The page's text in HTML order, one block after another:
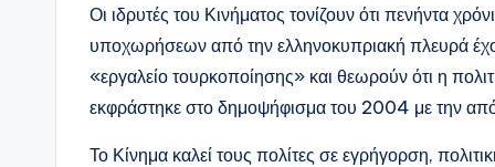
Οι ιδρυτές του Κινήματος τονίζουν ότι πενήντα
υποχωρήσεων από την ελληνοκυπριακή πλευρά
«εργαλείο τουρκοποίησης» και θεωρούν ότι η
εκφράστηκε στο δημοψήφισμα του 2004 με την
Το Κίνημα καλεί τους πολίτες σε εγρήγορση,